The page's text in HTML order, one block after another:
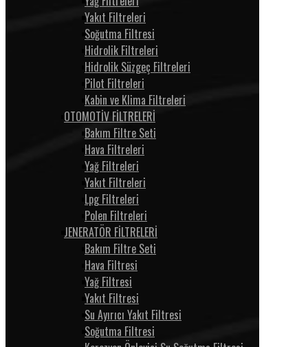
Yakıt Filtreleri
Soğutma Filtresi
Hidrolik Filtreleri
Hidrolik Süzgeç Filtreleri
Pilot Filtreleri
Kabin ve Klima Filtreleri
OTOMOTİV FİLTRELERİ
Bakım Filtre Seti
Hava Filtreleri
Yağ Filtreleri
Yakıt Filtreleri
Lpg Filtreleri
Polen Filtreleri
JENERATÖR FİLTRELERİ
Bakım Filtre Seti
Hava Filtresi
Yağ Filtresi
Yakıt Filtresi
Su Ayırıcı Yakıt Filtresi
Soğutma Filtresi